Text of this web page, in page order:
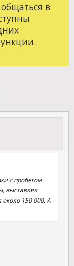
в
с пробегом
выставлял
150 000. А